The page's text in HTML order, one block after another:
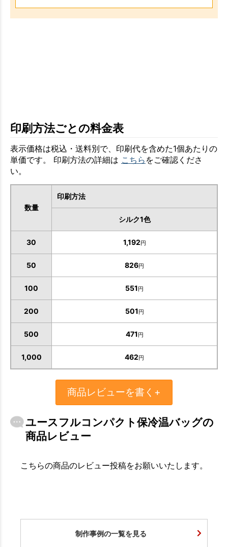
お買い物を続ける カートへ進む
印刷方法ごとの料金表
表示価格は税込・送料別で、印刷代を含めた1個あたりの
単価です。 印刷方法の詳細は こちら をご確認くださ
い。
数量
印刷方法
シルク1色
30 1,192円
50 826円
100 551円
200 501円
500 471円
1,000 462円
商品レビューを書く+
ユースフルコンパクト保冷温バッグの
商品レビュー
こちらの商品のレビュー投稿をお願いいたします。
制作事例の一覧を見る